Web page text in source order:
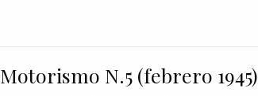
Motorismo N.5 (febrero 1945)